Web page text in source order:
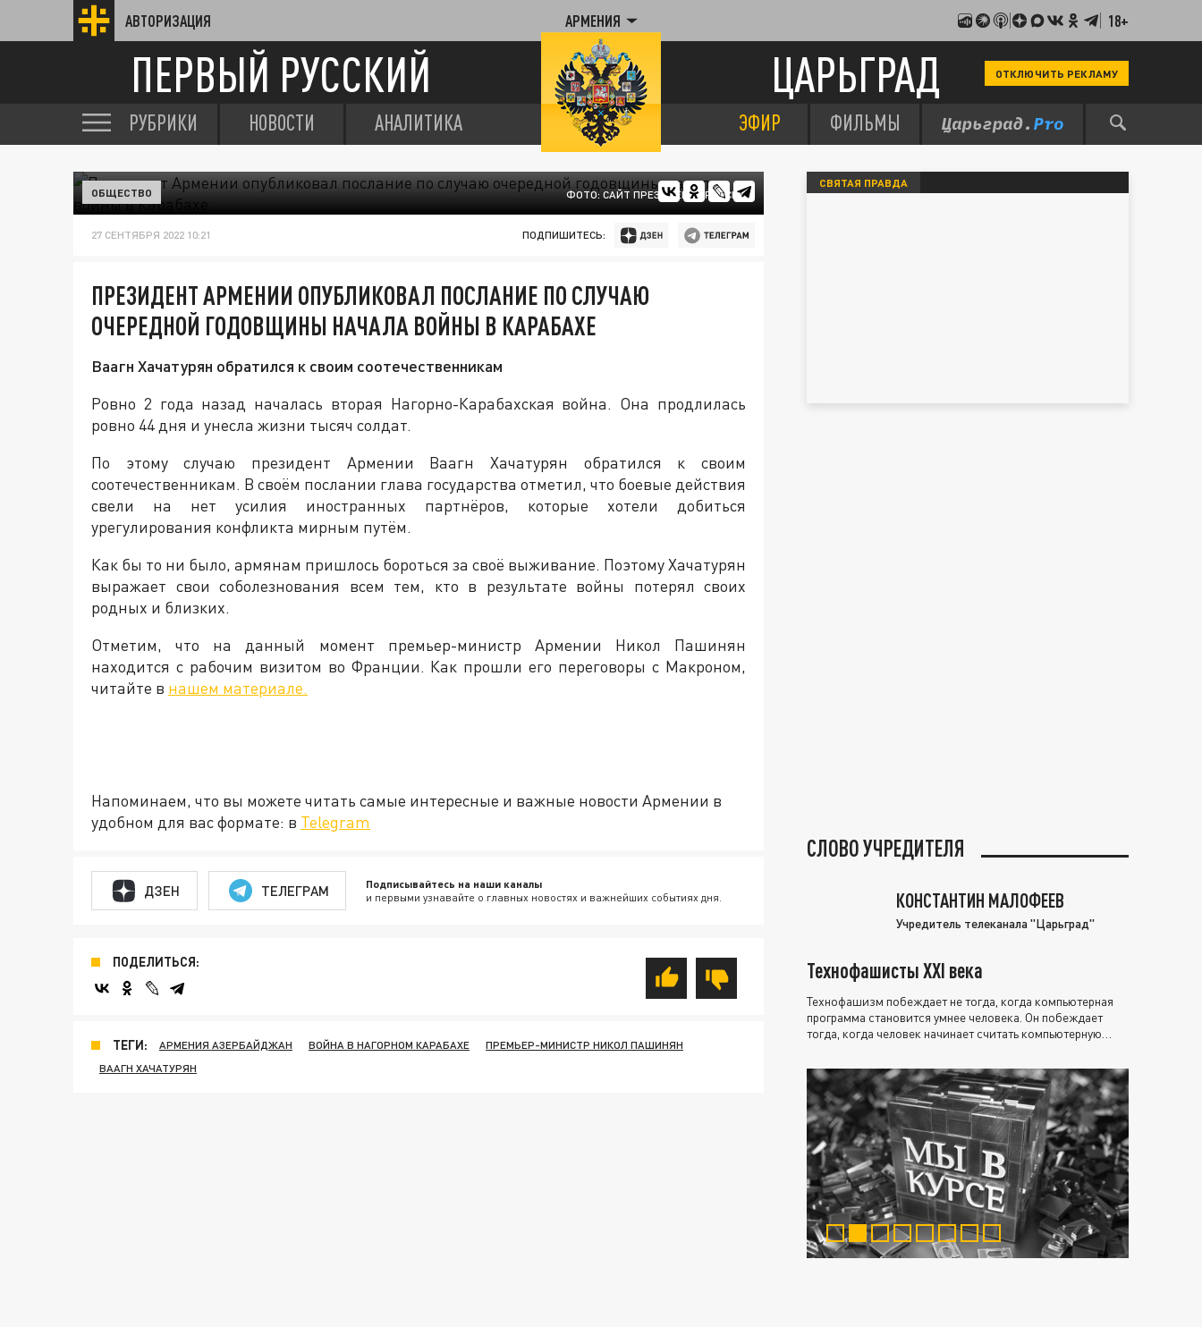
АВТОРИЗАЦИЯ АРМЕНИЯ 18+
ПЕРВЫЙ РУССКИЙ ЦАРЬГРАД ОТКЛЮЧИТЬ РЕКЛАМУ
РУБРИКИ НОВОСТИ АНАЛИТИКА ЭФИР ФИЛЬМЫ
ФОТО: САЙТ ПРЕЗИДЕНТА РОССИИ
ОБЩЕСТВО
27 СЕНТЯБРЯ 2022 10:21 ПОДПИШИТЕСЬ:
ПРЕЗИДЕНТ АРМЕНИИ ОПУБЛИКОВАЛ ПОСЛАНИЕ ПО СЛУЧАЮ
ОЧЕРЕДНОЙ ГОДОВЩИНЫ НАЧАЛА ВОЙНЫ В КАРАБАХЕ
Ваагн Хачатурян обратился к своим соотечественникам
Ровно 2 года назад началась вторая Нагорно-Карабахская война. Она продлилась
ровно 44 дня и унесла жизни тысяч солдат.
По этому случаю президент Армении Ваагн Хачатурян обратился к своим
соотечественникам. В своём послании глава государства отметил, что боевые действия
свели на нет усилия иностранных партнёров, которые хотели добиться
урегулирования конфликта мирным путём.
Как бы то ни было, армянам пришлось бороться за своё выживание. Поэтому Хачатурян
выражает свои соболезнования всем тем, кто в результате войны потерял своих
родных и близких.
Отметим, что на данный момент премьер-министр Армении Никол Пашинян
находится с рабочим визитом во Франции. Как прошли его переговоры с Макроном,
читайте в нашем материале.
Напоминаем, что вы можете читать самые интересные и важные новости Армении в
удобном для вас формате: в Telegram
ДЗЕН ТЕЛЕГРАМ Подписывайтесь на наши каналы
и первыми узнавайте о главных новостях и важнейших событиях дня.
ПОДЕЛИТЬСЯ:
ТЕГИ: АРМЕНИЯ АЗЕРБАЙДЖАН ВОЙНА В НАГОРНОМ КАРАБАХЕ
ПРЕМЬЕР-МИНИСТР НИКОЛ ПАШИНЯН
ВААГН ХАЧАТУРЯН
СВЯТАЯ ПРАВДА
СЛОВО УЧРЕДИТЕЛЯ
КОНСТАНТИН МАЛОФЕЕВ
Учредитель телеканала "Царьград"
Технофашисты XXI века
Технофашизм побеждает не тогда, когда компьютерная
программа становится умнее человека. Он побеждает
тогда, когда человек начинает считать компьютерную